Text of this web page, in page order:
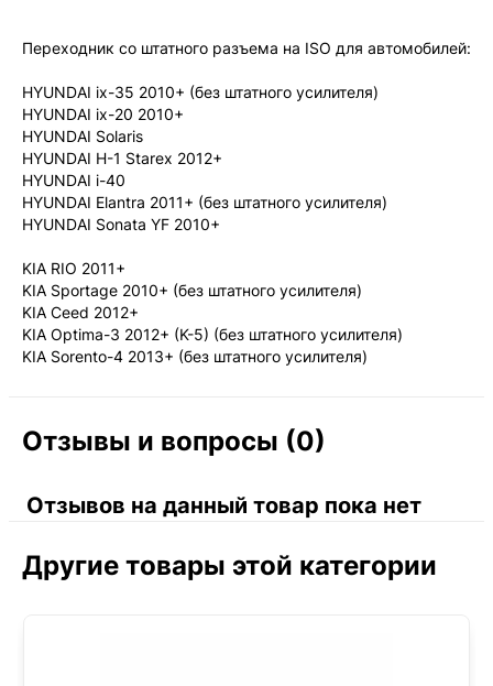
СДЭК — Курьер
Переходник со штатного разъема на ISO для автомобилей:
HYUNDAI ix-35 2010+ (без штатного усилителя)
HYUNDAI ix-20 2010+
HYUNDAI Solaris
HYUNDAI H-1 Starex 2012+
HYUNDAI i-40
HYUNDAI Elantra 2011+ (без штатного усилителя)
HYUNDAI Sonata YF 2010+
KIA RIO 2011+
KIA Sportage 2010+ (без штатного усилителя)
KIA Ceed 2012+
KIA Optima-3 2012+ (K-5) (без штатного усилителя)
KIA Sorento-4 2013+ (без штатного усилителя)
Отзывы и вопросы (0)
Отзывов на данный товар пока нет
Другие товары этой категории